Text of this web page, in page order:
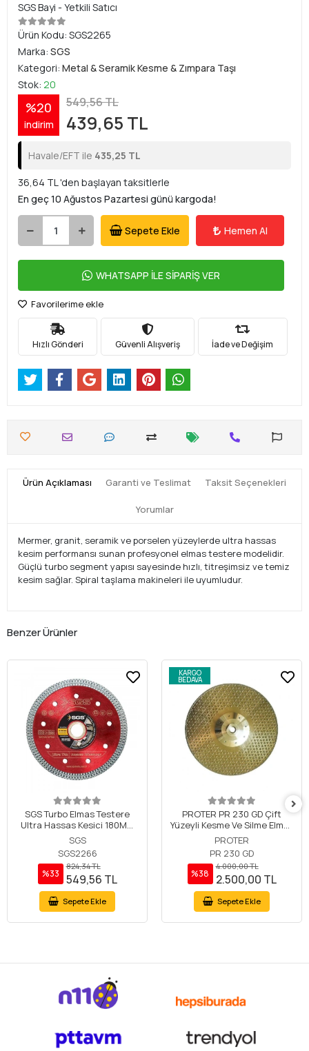
SGS Bayi - Yetkili Satıcı
Ürün Kodu: SGS2265
Marka: SGS
Kategori: Metal & Seramik Kesme & Zımpara Taşı
Stok: 20
%20
indirim
549,56 TL
439,65 TL
Havale/EFT ile 435,25 TL
36,64 TL 'den başlayan taksitlerle
En geç 10 Ağustos Pazartesi günü kargoda!
Sepete Ekle Hemen Al
WHATSAPP İLE SİPARİŞ VER
Favorilerime ekle
Hızlı Gönderi Güvenli Alışveriş İade ve Değişim
Ürün Açıklaması Garanti ve Teslimat Taksit Seçenekleri
Yorumlar
Mermer, granit, seramik ve porselen yüzeylerde ultra hassas
kesim performansı sunan profesyonel elmas testere modelidir.
Güçlü turbo segment yapısı sayesinde hızlı, titreşimsiz ve temiz
kesim sağlar. Spiral taşlama makineleri ile uyumludur.
Benzer Ürünler
SGS Turbo Elmas Testere
Ultra Hassas Kesici 180MM
SGS2266
SGS
SGS2266
%33
824,34 TL
549,56 TL
Sepete Ekle
KARGO
BEDAVA
PROTER PR 230 GD Çift
Yüzeyli Kesme Ve Silme Elmas
Testere 230 mm
PROTER
PR 230 GD
%38
4.000,00 TL
2.500,00 TL
Sepete Ekle